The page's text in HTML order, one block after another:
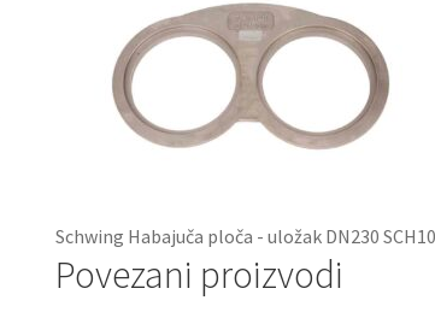
Schwing Habajuča ploča - uložak DN230
Povezani proizvodi